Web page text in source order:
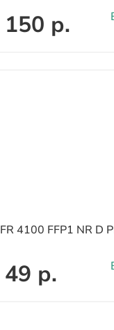
150 р.
FR 4100 FFP1 NR D
49 р.